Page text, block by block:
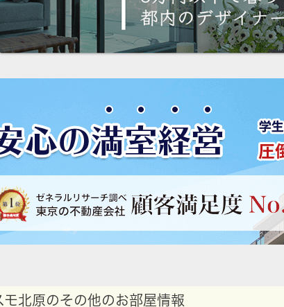
モ北原のその他のお部屋情報